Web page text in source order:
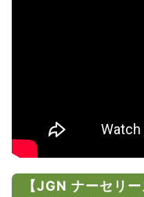
【JGN ナーセリー